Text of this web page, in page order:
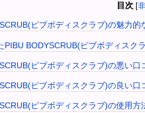
目次 [
ピブボディスクラブ)の魅力的
PIBU BODYSCRUB(ピブボディスク
ピブボディスクラブ)の悪い口
ピブボディスクラブ)の良い口
ピブボディスクラブ)の使用方